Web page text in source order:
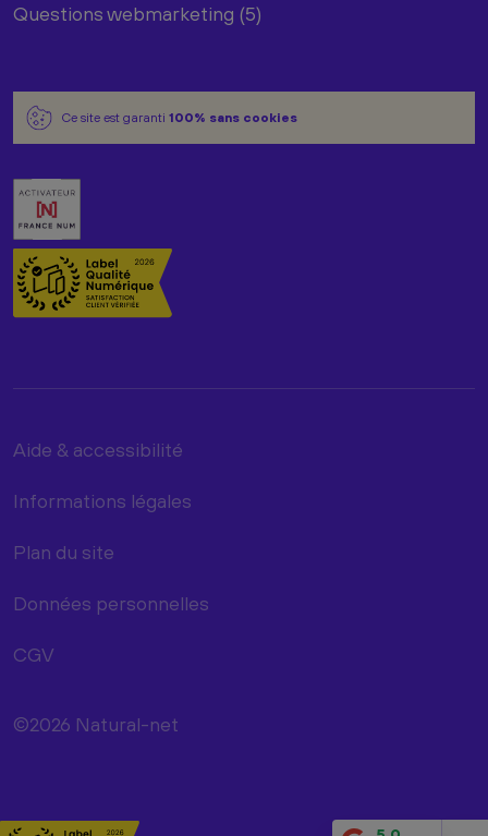
Questions webmarketing (5)
Ce site est garanti 100% sans cookies
©2026 Natural-net
Aide & accessibilité
Informations légales
Plan du site
Données personnelles
CGV